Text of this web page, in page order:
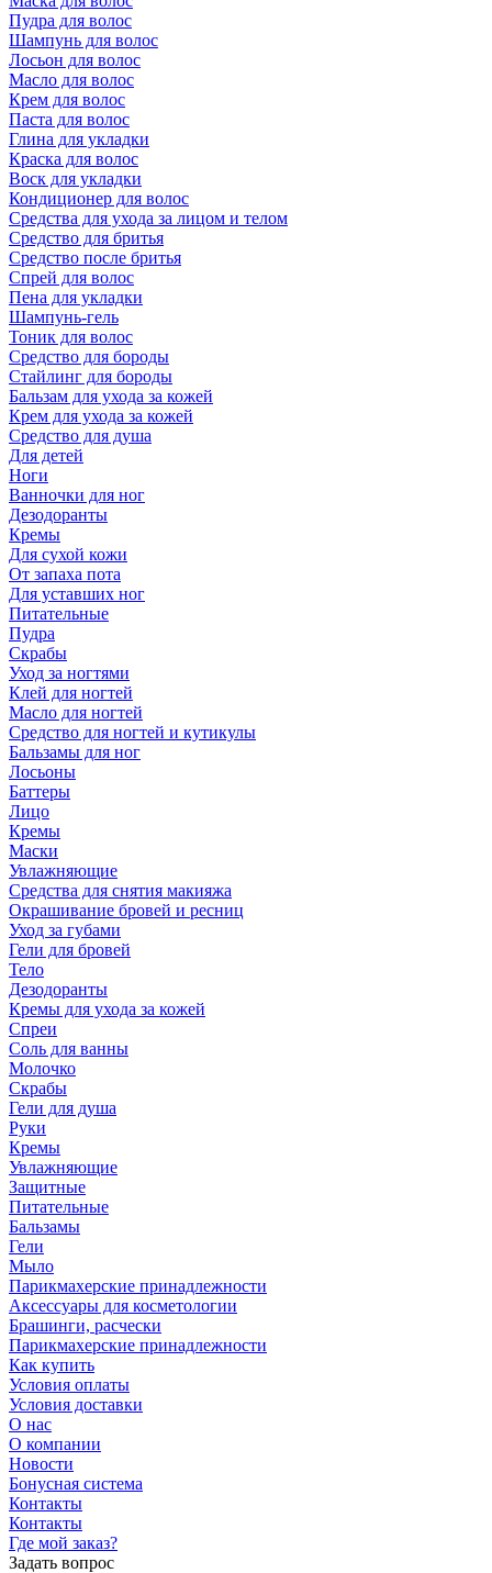
Пудра для волос
Шампунь для волос
Лосьон для волос
Масло для волос
Крем для волос
Паста для волос
Глина для укладки
Краска для волос
Воск для укладки
Кондиционер для волос
Средства для ухода за лицом и телом
Средство для бритья
Средство после бритья
Спрей для волос
Пена для укладки
Шампунь-гель
Тоник для волос
Средство для бороды
Стайлинг для бороды
Бальзам для ухода за кожей
Крем для ухода за кожей
Средство для душа
Для детей
Ноги
Ванночки для ног
Дезодоранты
Кремы
Для сухой кожи
От запаха пота
Для уставших ног
Питательные
Пудра
Скрабы
Уход за ногтями
Клей для ногтей
Масло для ногтей
Средство для ногтей и кутикулы
Бальзамы для ног
Лосьоны
Баттеры
Лицо
Кремы
Маски
Увлажняющие
Средства для снятия макияжа
Окрашивание бровей и ресниц
Уход за губами
Гели для бровей
Тело
Дезодоранты
Кремы для ухода за кожей
Спреи
Соль для ванны
Молочко
Скрабы
Гели для душа
Руки
Кремы
Увлажняющие
Защитные
Питательные
Бальзамы
Гели
Мыло
Парикмахерские принадлежности
Аксессуары для косметологии
Брашинги, расчески
Парикмахерские принадлежности
Как купить
Условия оплаты
Условия доставки
О нас
О компании
Новости
Бонусная система
Контакты
Контакты
Где мой заказ?
Задать вопрос